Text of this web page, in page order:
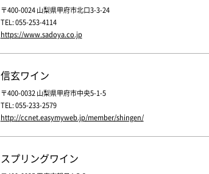
〒400-0024 山梨県甲府市北口3-3-24
TEL: 055-253-4114
https://www.sadoya.co.jp
信玄ワイン
〒400-0032 山梨県甲府市中央5-1-5
TEL: 055-233-2579
http://ccnet.easymyweb.jp/member/shingen/
スプリングワイン